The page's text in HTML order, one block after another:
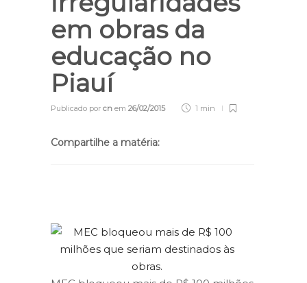
em obras da
educação no
Piauí
Publicado por cn em 26/02/2015 1 min
Compartilhe a matéria: